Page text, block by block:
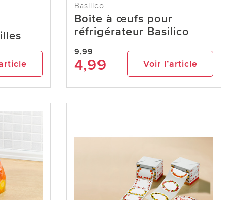
Basilico
Boîte à œufs pour
réfrigérateur Basilico
9,99
4,99 Voir l’article